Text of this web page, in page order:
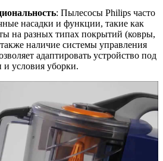
: Пылесосы Philips часто
насадки и функции, такие как
на разных типах покрытий (ковры,
наличие системы управления
адаптировать устройство под
и условия уборки.